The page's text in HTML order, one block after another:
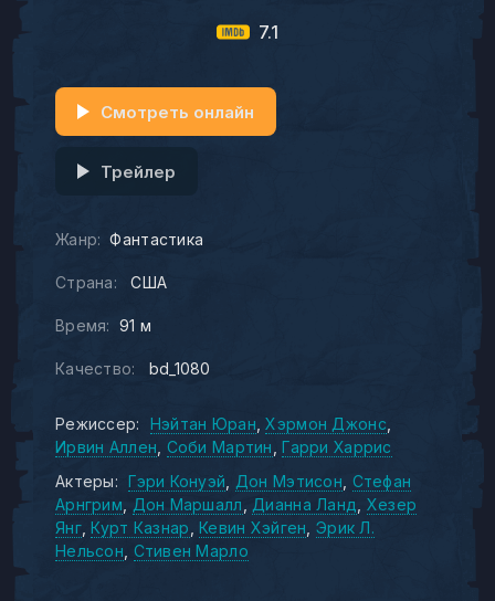
7.1
Жанр: Фантастика
Страна: США
Время: 91 м
Качество: bd_1080
Смотреть онлайн
Трейлер
Режиссер: Нэйтан Юран Хэрмон Джонс
Ирвин Аллен
Соби Мартин
Гарри Харрис
Актеры:
Гэри Конуэй Дон Мэтисон
Стефан
Арнгрим
Дон Маршалл Дианна Ланд
Хезер
Янг Курт Казнар Кевин Хэйген Эрик Л.
Нельсон Стивен Марло